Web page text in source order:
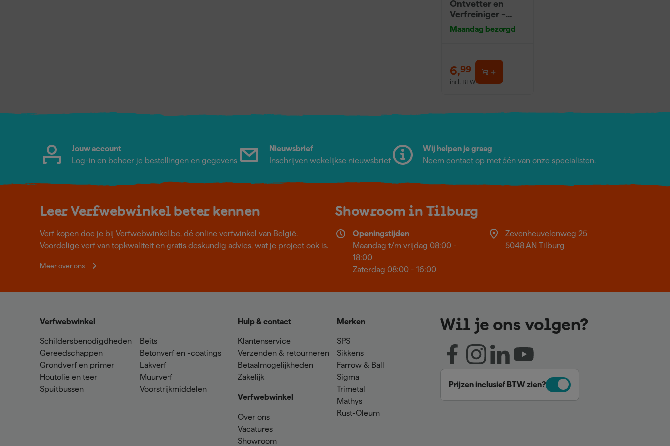
Ontvetter en
Verfreiniger –
0,5L
Maandag bezorgd
6,99
incl. BTW
Jouw account
Log-in en beheer je bestellingen en gegevens
Nieuwsbrief
Inschrijven wekelijkse nieuwsbrief
Wij helpen je graag
Neem contact op met één van onze specialisten.
Leer Verfwebwinkel beter kennen
Verf kopen doe je bij Verfwebwinkel.be, dé online verfwinkel van België.
Voordelige verf van topkwaliteit en gratis deskundig advies, wat je project ook is.
Meer over ons
Showroom in Tilburg
Openingstijden
Maandag t/m vrijdag 08:00 -
18:00
Zaterdag 08:00 - 16:00
Zevenheuvelenweg 25
5048 AN Tilburg
Verfwebwinkel
Schildersbenodigdheden
Gereedschappen
Grondverf en primer
Houtolie en teer
Spuitbussen
Beits
Betonverf en -coatings
Lakverf
Muurverf
Voorstrijkmiddelen
Hulp & contact
Klantenservice
Verzenden & retourneren
Betaalmogelijkheden
Zakelijk
Verfwebwinkel
Over ons
Vacatures
Showroom
Merken
SPS
Sikkens
Farrow & Ball
Sigma
Trimetal
Mathys
Rust-Oleum
Wil je ons volgen?
Prijzen inclusief BTW zien?